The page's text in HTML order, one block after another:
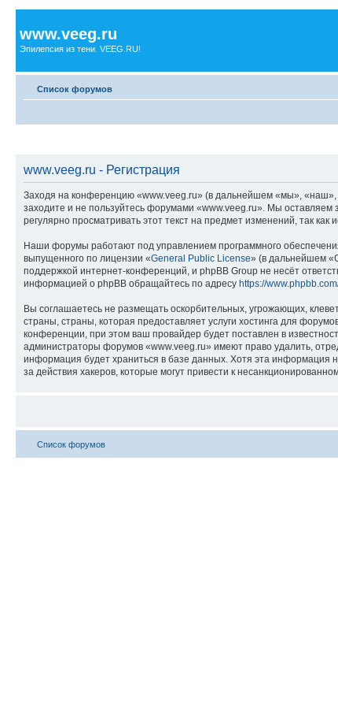
www.veeg.ru
Эпилепсия из тени. VEEG.RU!
Список форумов
www.veeg.ru - Регистрация
Заходя на конференцию «www.veeg.ru» (в дальнейшем «мы», «наш»,
заходите и не пользуйтесь форумами «www.veeg.ru». Мы
регулярно просматривать этот текст на предмет изменений, так
Наши форумы работают под управлением программного
выпущенного по лицензии «General Public License» (в дальнейшем
поддержкой интернет-конференций, и phpBB Group не несёт
информацией о phpBB обращайтесь по адресу https://
Вы соглашаетесь не размещать оскорбительных, угрожающих,
страны, страны, которая предоставляет услуги хостинга для
конференции, при этом ваш провайдер будет поставлен в
администраторы форумов «www.veeg.ru» имеют право удалить,
информация будет храниться в базе данных. Хотя эта информация
за действия хакеров, которые могут привести к
Список форумов